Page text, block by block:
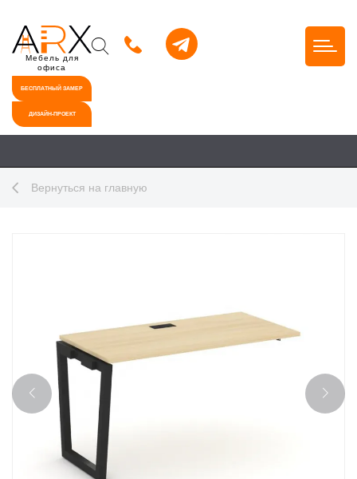
Мебель для
офиса
БЕСПЛАТНЫЙ ЗАМЕР
ДИЗАЙН-ПРОЕКТ
Вернуться на главную